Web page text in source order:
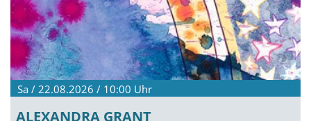
Sa / 22.08.2026 / 10:00 Uhr
ALEXANDRA GRANT